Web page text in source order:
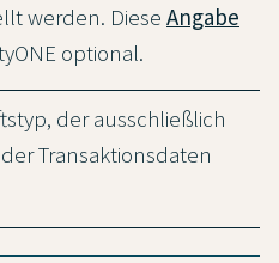
werden. Diese Angabe
optional.
der ausschließlich
Transaktionsdaten